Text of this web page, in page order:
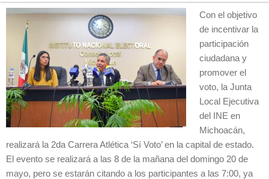
Con el objetivo
de incentivar la
participación
ciudadana y
promover el
voto, la Junta
Local Ejecutiva
del INE en
Michoacán,
realizará la 2da Carrera Atlética ‘Sí Voto’ en la capital de estado.
El evento se realizará a las 8 de la mañana del domingo 20 de
mayo, pero se estarán citando a los participantes a las 7:00, ya